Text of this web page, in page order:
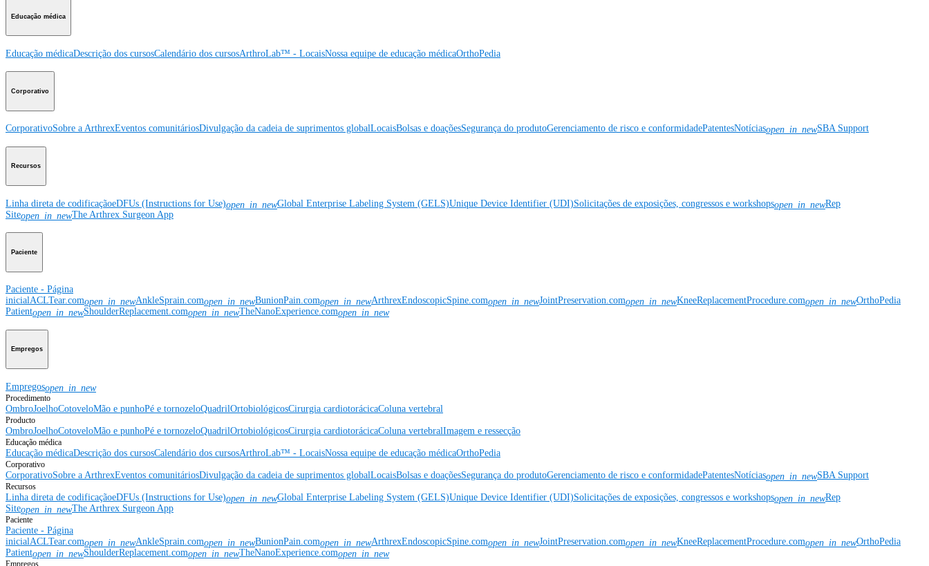
Educação médica
Educação médicaDescrição dos cursosCalendário dos cursosArthroLab™ - LocaisNossa equipe de educação médicaOrthoPedia
Corporativo
CorporativoSobre a ArthrexEventos comunitáriosDivulgação da cadeia de suprimentos globalLocaisBolsas e doaçõesSegurança do produtoGerenciamento de risco e conformidadePatentesNotíciasopen_in_newSBA Support
Recursos
Linha direta de codificaçãoeDFUs (Instructions for Use)open_in_newGlobal Enterprise Labeling System (GELS)Unique Device Identifier (UDI)Solicitações de exposições, congressos e workshopsopen_in_newRep
Siteopen_in_newThe Arthrex Surgeon App
Paciente
Paciente - Página
inicialACLTear.comopen_in_newAnkleSprain.comopen_in_newBunionPain.comopen_in_newArthrexEndoscopicSpine.comopen_in_newJointPreservation.comopen_in_newKneeReplacementProcedure.comopen_in_newOrthoPedia
Patientopen_in_newShoulderReplacement.comopen_in_newTheNanoExperience.comopen_in_new
Empregos
Empregosopen_in_new
Procedimento
OmbroJoelhoCotoveloMão e punhoPé e tornozeloQuadrilOrtobiológicosCirurgia cardiotorácicaColuna vertebral
Producto
OmbroJoelhoCotoveloMão e punhoPé e tornozeloQuadrilOrtobiológicosCirurgia cardiotorácicaColuna vertebralImagem e ressecção
Educação médica
Educação médicaDescrição dos cursosCalendário dos cursosArthroLab™ - LocaisNossa equipe de educação médicaOrthoPedia
Corporativo
CorporativoSobre a ArthrexEventos comunitáriosDivulgação da cadeia de suprimentos globalLocaisBolsas e doaçõesSegurança do produtoGerenciamento de risco e conformidadePatentesNotíciasopen_in_newSBA Support
Recursos
Linha direta de codificaçãoeDFUs (Instructions for Use)open_in_newGlobal Enterprise Labeling System (GELS)Unique Device Identifier (UDI)Solicitações de exposições, congressos e workshopsopen_in_newRep
Siteopen_in_newThe Arthrex Surgeon App
Paciente
Paciente - Página
inicialACLTear.comopen_in_newAnkleSprain.comopen_in_newBunionPain.comopen_in_newArthrexEndoscopicSpine.comopen_in_newJointPreservation.comopen_in_newKneeReplacementProcedure.comopen_in_newOrthoPedia
Patientopen_in_newShoulderReplacement.comopen_in_newTheNanoExperience.comopen_in_new
Empregos